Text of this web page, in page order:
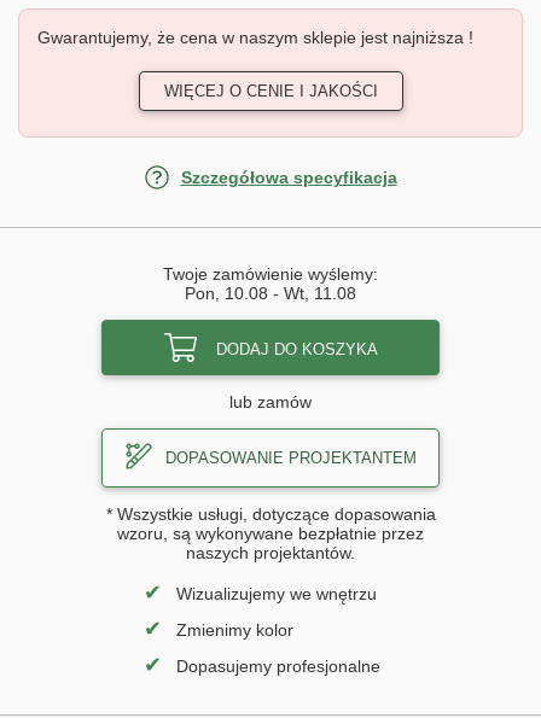
Gwarantujemy, że cena w naszym sklepie jest najniższa !
WIĘCEJ O CENIE I JAKOŚCI
Szczegółowa specyfikacja
Twoje zamówienie wyślemy:
Pon, 10.08 - Wt, 11.08
DODAJ DO KOSZYKA
lub zamów
DOPASOWANIE PROJEKTANTEM
* Wszystkie usługi, dotyczące dopasowania
wzoru, są wykonywane bezpłatnie przez
naszych projektantów.
✔ Wizualizujemy we wnętrzu
✔ Zmienimy kolor
✔ Dopasujemy profesjonalne